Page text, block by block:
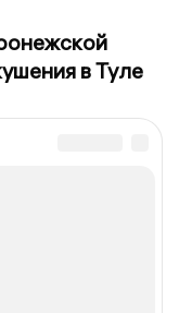
в Туле